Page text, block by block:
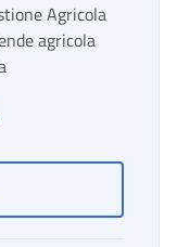
Agricola
agricola
aziende